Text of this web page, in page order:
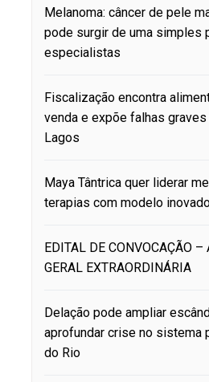
Melanoma: câncer de pele
pode surgir de uma simples
especialistas
Fiscalização encontra
venda e expõe falhas
Lagos
Maya Tântrica quer liderar
terapias com modelo
EDITAL DE CONVOCAÇÃO
GERAL EXTRAORDINÁRIA
Delação pode ampliar
aprofundar crise no sistema
do Rio